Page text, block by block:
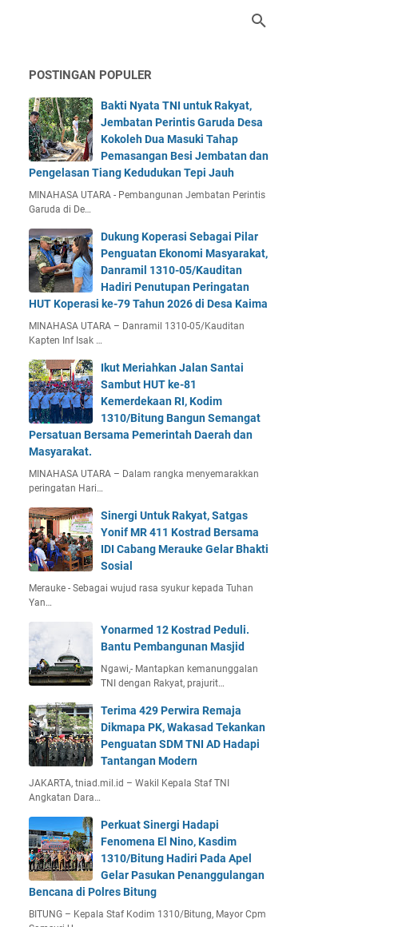
POSTINGAN POPULER
Bakti Nyata TNI untuk Rakyat,
Jembatan Perintis Garuda Desa
Kokoleh Dua Masuki Tahap
Pemasangan Besi Jembatan dan
Pengelasan Tiang Kedudukan Tepi Jauh
MINAHASA UTARA - Pembangunan Jembatan Perintis
Garuda di De…
Dukung Koperasi Sebagai Pilar
Penguatan Ekonomi Masyarakat,
Danramil 1310-05/Kauditan
Hadiri Penutupan Peringatan
HUT Koperasi ke-79 Tahun 2026 di Desa Kaima
MINAHASA UTARA – Danramil 1310-05/Kauditan
Kapten Inf Isak …
Ikut Meriahkan Jalan Santai
Sambut HUT ke-81
Kemerdekaan RI, Kodim
1310/Bitung Bangun Semangat
Persatuan Bersama Pemerintah Daerah dan
Masyarakat.
MINAHASA UTARA – Dalam rangka menyemarakkan
peringatan Hari…
Sinergi Untuk Rakyat, Satgas
Yonif MR 411 Kostrad Bersama
IDI Cabang Merauke Gelar Bhakti
Sosial
Merauke - Sebagai wujud rasa syukur kepada Tuhan
Yan…
Yonarmed 12 Kostrad Peduli.
Bantu Pembangunan Masjid
Ngawi,- Mantapkan kemanunggalan
TNI dengan Rakyat, prajurit…
Terima 429 Perwira Remaja
Dikmapa PK, Wakasad Tekankan
Penguatan SDM TNI AD Hadapi
Tantangan Modern
JAKARTA, tniad.mil.id – Wakil Kepala Staf TNI
Angkatan Dara…
Perkuat Sinergi Hadapi
Fenomena El Nino, Kasdim
1310/Bitung Hadiri Pada Apel
Gelar Pasukan Penanggulangan
Bencana di Polres Bitung
BITUNG – Kepala Staf Kodim 1310/Bitung, Mayor Cpm